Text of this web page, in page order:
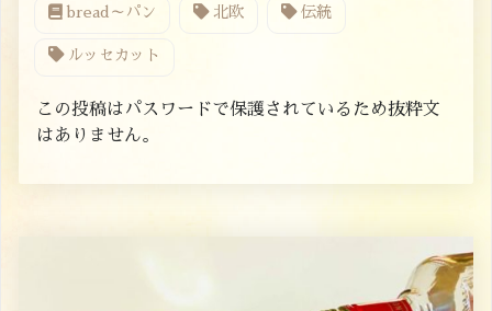
bread～パン 北欧 伝統
ルッセカット
この投稿はパスワードで保護されているため抜粋文
はありません。